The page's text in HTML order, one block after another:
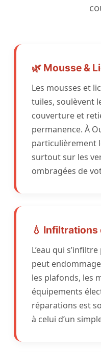
🌿 Mousse &
Les mousses et
tuiles, soulèvent
couverture et
permanence. À
particulièrement
surtout sur les
ombragées de
💧 Infiltrations
L’eau qui
peut
les plafonds, les
équipements
réparations est
à celui d’un